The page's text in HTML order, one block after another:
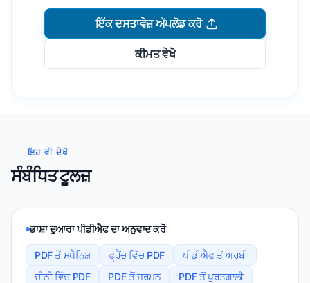
ਇੱਕ ਦਸਤਾਵੇਜ਼ ਅੱਪਲੋਡ ਕਰੋ
ਕੀਮਤ ਵੇਖੋ
ਇਹ ਵੀ ਦੇਖੋ
ਸੰਬੰਧਿਤ ਟੂਲਜ਼
ਭਾਸ਼ਾ ਦੁਆਰਾ ਪੀਡੀਐਫ ਦਾ ਅਨੁਵਾਦ ਕਰੋ
PDF ਤੋਂ ਸਪੈਨਿਸ਼ ਫ੍ਰੈਂਚ ਵਿੱਚ PDF
ਪੀਡੀਐਫ ਤੋਂ ਅਰਬੀ
ਚੀਨੀ ਵਿੱਚ PDF
PDF ਤੋਂ ਜਰਮਨ
PDF ਤੋਂ ਪੁਰਤਗਾਲੀ